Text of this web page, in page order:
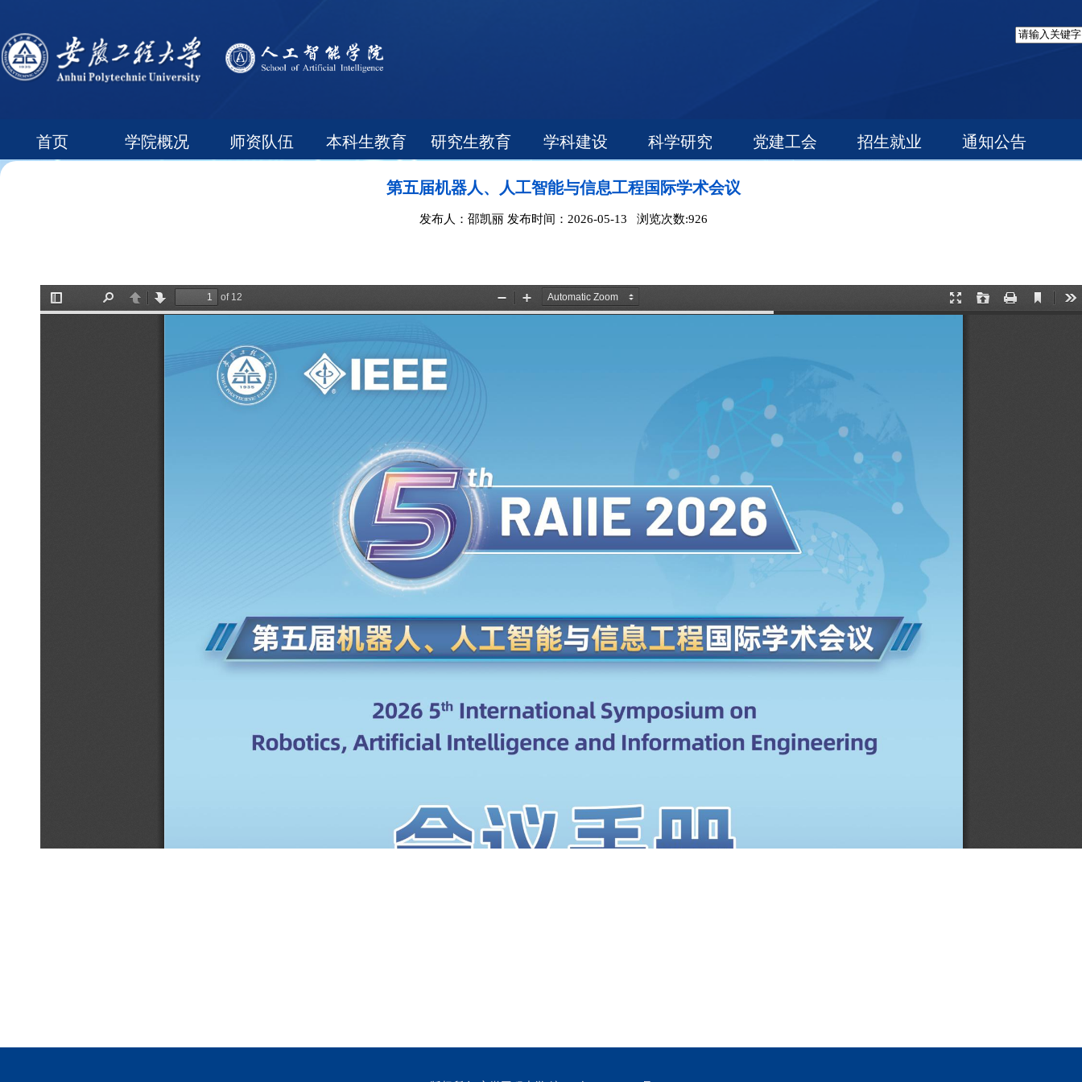
首页 学院概况 师资队伍 本科生教育 研究生教育 学科建设 科学研究 党建工会 招生就业 通知公告
第五届机器人、人工智能与信息工程国际学术会议
发布人：邵凯丽 发布时间：2026-05-13 浏览次数:926